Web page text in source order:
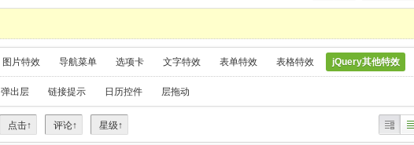
图片特效 导航菜单 选项卡 文字特效 表单特效 表格特效 jQuery其他特效
弹出层 链接提示 日历控件 层拖动
点击↑ 评论↑ 星级↑